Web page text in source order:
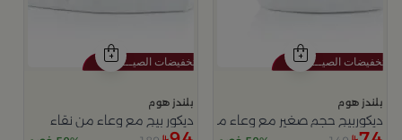
بلندز هوم
ديكوربيج حجم صغير مع وعاء من نقاء
بلندز هوم
ديكور بيج مع وعاء من نقاء